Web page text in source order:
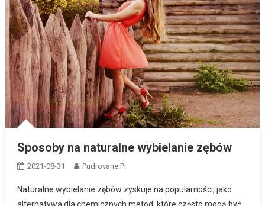
Sposoby na naturalne wybielanie zębów
2021-08-31 Pudrovane.pl
Naturalne wybielanie zębów zyskuje na popularności, jako